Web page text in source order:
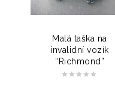
Malá taška na
invalidní vozík
“Richmond”